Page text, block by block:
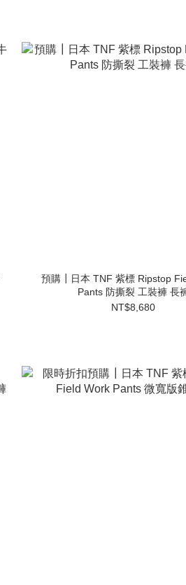
預購┃日本 TNF 紫標 Ripstop
Pants 防撕裂 工裝褲 長
NT$8,680